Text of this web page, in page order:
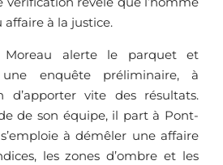
affaire à la justice.
Moreau alerte le parquet et
enquête préliminaire, à
d’apporter vite des résultats.
de son équipe, il part à Pont-
à démêler une affaire
les zones d’ombre et les